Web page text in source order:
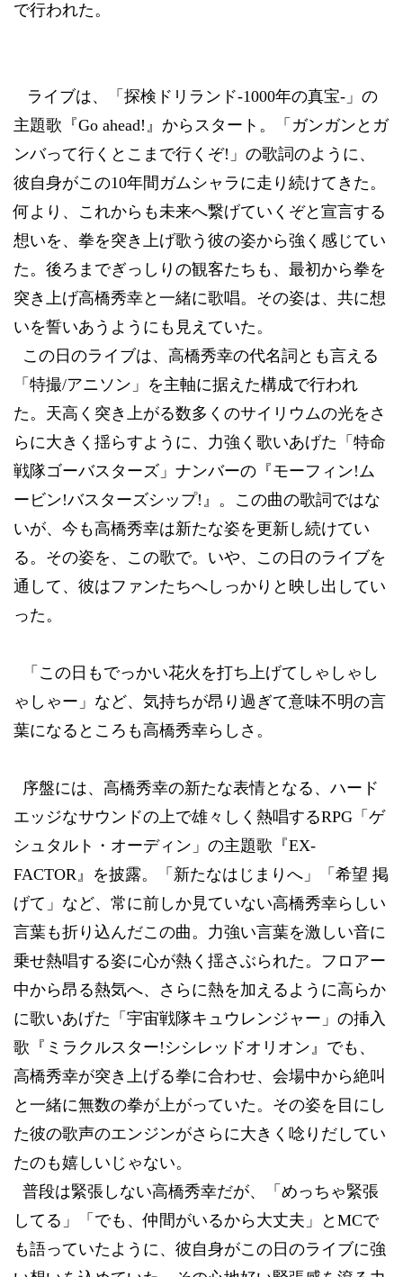
で行われた。
ライブは、「探検ドリランド-1000年の真宝- 」の
主題歌『Go ahead! 』からスタート。「 ガンガンとガ
ンバって行くとこまで行くぞ! 」の歌詞のように、
彼自身がこの10年間ガムシャラに走り続けてきた。
何より、これからも未来へ繋げていくぞと宣言する
想いを、拳を突き上げ歌う彼の姿から強く感じてい
た。後ろまでぎっしりの観客たちも、最初から拳を
突き上げ高橋秀幸と一緒に歌唱。その姿は、共に想
いを誓いあうようにも見えていた。
この日のライブは、高橋秀幸の代名詞とも言える
「特撮/アニソン」を主軸に据えた構成で行われ
た。天高く突き上がる数多くのサイリウムの光をさ
らに大きく揺らすように、力強く歌いあげた「特命
戦隊ゴーバスターズ」ナンバーの『モーフィン!ム
ービン!バスターズシップ! 』。この曲の歌詞ではな
いが、今も高橋秀幸は新たな姿を更新し続けてい
る。その姿を、この歌で。いや、この日のライブを
通して、彼はファンたちへしっかりと映し出してい
った。
「この日もでっかい花火を打ち上げてしゃしゃし
ゃしゃー」など、気持ちが昂り過ぎて意味不明の言
葉になるところも高橋秀幸らしさ。
序盤には、高橋秀幸の新たな表情となる、ハード
エッジなサウンドの上で雄々しく熱唱するRPG 「ゲ
シュタルト・オーディン」の主題歌『EX-
FACTOR』を披露。「新たなはじまりへ」「希望 掲
げて」など、常に前しか見ていない高橋秀幸らしい
言葉も折り込んだこの曲。力強い言葉を激しい音に
乗せ熱唱する姿に心が熱く揺さぶられた。フロアー
中から昂る熱気へ、さらに熱を加えるように高らか
に歌いあげた「宇宙戦隊キュウレンジャー」の挿入
歌『ミラクルスター! シシレッドオリオン』でも、
高橋秀幸が突き上げる拳に合わせ、会場中から絶叫
と一緒に無数の拳が上がっていた。その姿を目にし
た彼の歌声のエンジンがさらに大きく唸りだしてい
たのも嬉しいじゃない。
普段は緊張しない高橋秀幸だが、「めっちゃ緊張
してる」「でも、仲間がいるから大丈夫」と MCで
も語っていたように、彼自身がこの日のライブに強